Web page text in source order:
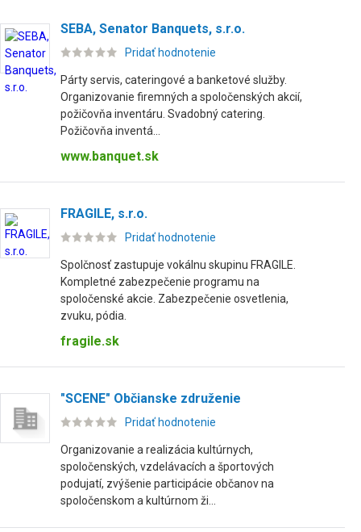
SEBA, Senator Banquets, s.r.o.
Pridať hodnotenie
Párty servis, cateringové a banketové služby.
Organizovanie firemných a spoločenských akcií,
požičovňa inventáru. Svadobný catering.
Požičovňa inventá...
www.banquet.sk
FRAGILE, s.r.o.
Pridať hodnotenie
Spolčnosť zastupuje vokálnu skupinu FRAGILE.
Kompletné zabezpečenie programu na
spoločenské akcie. Zabezpečenie osvetlenia,
zvuku, pódia.
fragile.sk
"SCENE" Občianske združenie
Pridať hodnotenie
Organizovanie a realizácia kultúrnych,
spoločenských, vzdelávacích a športových
podujatí, zvýšenie participácie občanov na
spoločenskom a kultúrnom ži...